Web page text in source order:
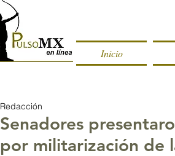
Inicio
Senadores
por militarización de
Redacción